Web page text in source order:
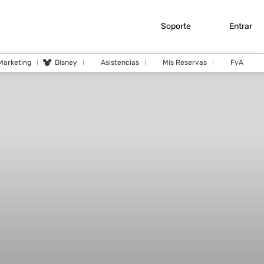
Soporte Entrar
Disney Asistencias Mis Reservas FyA